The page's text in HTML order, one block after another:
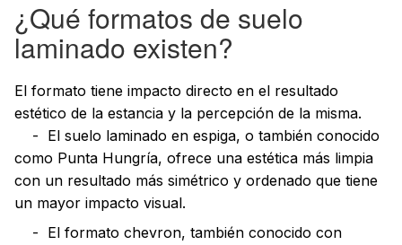
¿Qué formatos de suelo
laminado existen?
El formato tiene impacto directo en el resultado
estético de la estancia y la percepción de la misma.
- El suelo laminado en espiga, o también conocido
como Punta Hungría, ofrece una estética más limpia
con un resultado más simétrico y ordenado que tiene
un mayor impacto visual.
- El formato chevron, también conocido con